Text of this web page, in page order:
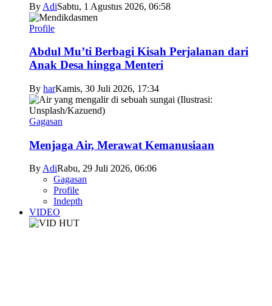
By AdiSabtu, 1 Agustus 2026, 06:58
Profile
Abdul Mu’ti Berbagi Kisah Perjalanan dari
Anak Desa hingga Menteri
By harKamis, 30 Juli 2026, 17:34
Gagasan
Menjaga Air, Merawat Kemanusiaan
ByAdiRabu, 29 Juli 2026, 06:06
Gagasan
Profile
Indepth
VIDEO